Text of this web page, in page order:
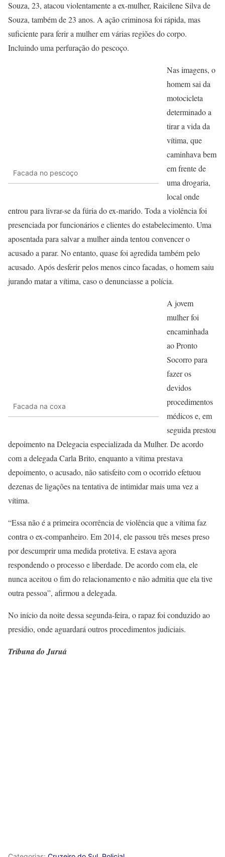
Souza, 23, atacou violentamente a ex-mulher, Raicilene Silva de
Souza, também de 23 anos. A ação criminosa foi rápida, mas
suficiente para ferir a mulher em várias regiões do corpo.
Incluindo uma perfuração do pescoço.
Facada no pescoço
Nas imagens, o
homem sai da
motocicleta
determinado a
tirar a vida da
vítima, que
caminhava bem
em frente de
uma drogaria,
local onde
entrou para livrar-se da fúria do ex-marido. Toda a violência foi
presenciada por funcionários e clientes do estabelecimento. Uma
aposentada para salvar a mulher ainda tentou convencer o
acusado a parar. No entanto, quase foi agredida também pelo
acusado. Após desferir pelos menos cinco facadas, o homem saiu
jurando matar a vítima, caso o denunciasse a polícia.
Facada na coxa
A jovem
mulher foi
encaminhada
ao Pronto
Socorro para
fazer os
devidos
procedimentos
médicos e, em
seguida prestou
depoimento na Delegacia especializada da Mulher. De acordo
com a delegada Carla Brito, enquanto a vítima prestava
depoimento, o acusado, não satisfeito com o ocorrido efetuou
dezenas de ligações na tentativa de intimidar mais uma vez a
vítima.
“Essa não é a primeira ocorrência de violência que a vítima faz
contra o ex-companheiro. Em 2014, ele passou três meses preso
por descumprir uma medida protetiva. E estava agora
respondendo o processo e liberdade. De acordo com ela, ele
nunca aceitou o fim do relacionamento e não admitia que ela tive
outra pessoa”, afirmou a delegada.
No início da noite dessa segunda-feira, o rapaz foi conduzido ao
presídio, onde aguardará outros procedimentos judiciais.
Tribuna do Juruá